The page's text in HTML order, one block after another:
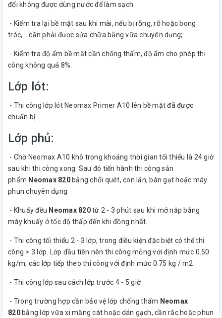
đối không được dùng nước để làm sạch
- Kiểm tra lại bề mặt sau khi mài, nếu bị rỗng, rỗ hoặc bong
tróc,... cần phải được sửa chữa bằng vữa chuyên dụng;
- Kiểm tra độ ẩm bề mặt cần chống thấm, độ ẩm cho phép thi
công không quá 8%.
Lớp lót:
- Thi công lớp lót Neomax Primer A10 lên bề mặt đã được
chuẩn bị
Lớp phủ:
- Chờ Neomax A10 khô trong khoảng thời gian tối thiểu là 24 giờ
sau khi thi công xong. Sau đó tiến hành thi công sản
phẩm Neomax 820bằng chổi quét, con lăn, bàn gạt hoặc máy
phun chuyên dụng
- Khuấy đều Neomax 820từ 2 - 3 phút sau khi mở nắp bằng
máy khuấy ở tốc độ thấp đến khi đồng nhất.
- Thi công tối thiểu 2 - 3 lớp, trong điều kiện đặc biệt có thể thi
công > 3 lớp. Lớp đầu tiên nên thi công mỏng với định mức 0.50
kg/m, các lớp tiếp theo thi công với định mức 0.75 kg / m2.
- Thi công lớp sau cách lớp trước 4 - 5 giờ
- Trong trường hợp cần bảo vệ lớp chống thấm Neomax
820 bằng lớp vữa xi măng cát hoặc dán gạch, cần rắc hoặc phun